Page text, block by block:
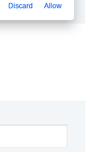
Discard Allow